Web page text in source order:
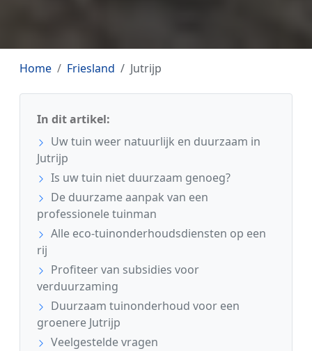
Home Friesland Jutrijp
In dit artikel:
Uw tuin weer natuurlijk en duurzaam in
Jutrijp
Is uw tuin niet duurzaam genoeg?
De duurzame aanpak van een
professionele tuinman
Alle eco-tuinonderhoudsdiensten op een
rij
Profiteer van subsidies voor
verduurzaming
Duurzaam tuinonderhoud voor een
groenere Jutrijp
Veelgestelde vragen